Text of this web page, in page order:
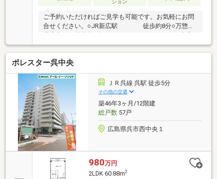
ション
ご予約いただければご見学も可能です。お気軽にお問
合せください。○JR新広駅 徒歩約8分○万惣
呉広点 徒歩約2分○ハウスクリーニング 7月末完
了予定○キッチンフローチング張替え 7月末完了予定
○全室クロス張替え 7月末完了予定
ポレスター呉中央
ＪＲ呉線 呉駅 徒歩5分
その他の交通
築46年3ヶ月/12階建
総戸数57戸
広島県呉市西中央１
980万円
2LDK 60.88m2